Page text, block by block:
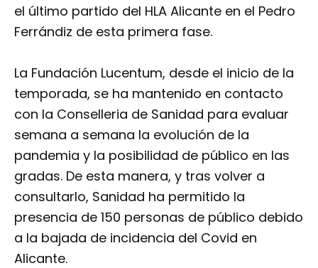
el último partido del HLA Alicante en el Pedro
Ferrándiz de esta primera fase.
La Fundación Lucentum, desde el inicio de la
temporada, se ha mantenido en contacto
con la Conselleria de Sanidad para evaluar
semana a semana la evolución de la
pandemia y la posibilidad de público en las
gradas. De esta manera, y tras volver a
consultarlo, Sanidad ha permitido la
presencia de 150 personas de público debido
a la bajada de incidencia del Covid en
Alicante.